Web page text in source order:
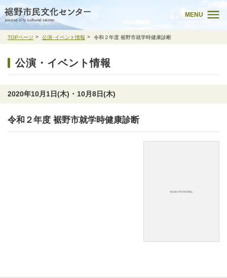
MENU
TOPページ 公演･イベント情報 令和２年度 裾野市就学時健康診断
公演・イベント情報
2020年10月1日(木) ･ 10月8日(木)
令和２年度 裾野市就学時健康診断